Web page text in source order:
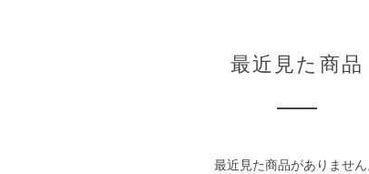
最近見た商品
最近見た商品がありません